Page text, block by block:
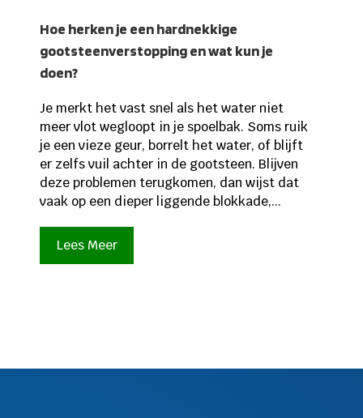
Hoe herken je een hardnekkige
gootsteenverstopping en wat kun je
doen?
Je merkt het vast snel als het water niet
meer vlot wegloopt in je spoelbak. Soms ruik
je een vieze geur, borrelt het water, of blijft
er zelfs vuil achter in de gootsteen. Blijven
deze problemen terugkomen, dan wijst dat
vaak op een dieper liggende blokkade,...
Lees Meer